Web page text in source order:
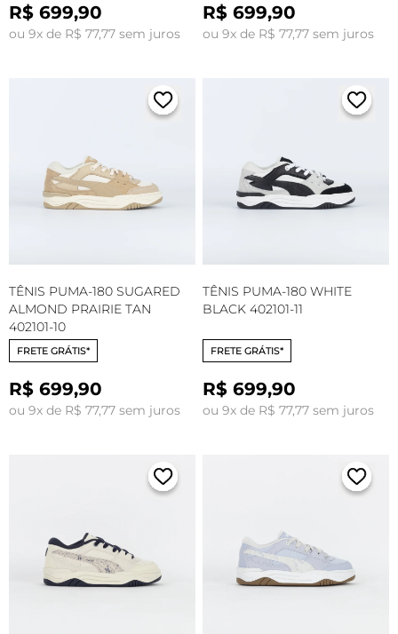
R$ 699,90
ou 9x de R$ 77,77 sem juros
R$ 699,90
ou 9x de R$ 77,77 sem juros
TÊNIS PUMA-180 SUGARED
ALMOND PRAIRIE TAN
402101-10
FRETE GRÁTIS*
R$ 699,90
ou 9x de R$ 77,77 sem juros
TÊNIS PUMA-180 WHITE
BLACK 402101-11
FRETE GRÁTIS*
R$ 699,90
ou 9x de R$ 77,77 sem juros